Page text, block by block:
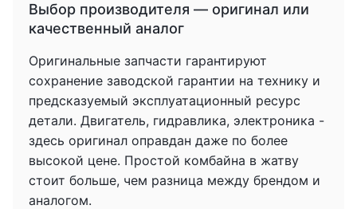
Выбор производителя — оригинал или
качественный аналог
Оригинальные запчасти гарантируют
сохранение заводской гарантии на технику и
предсказуемый эксплуатационный ресурс
детали. Двигатель, гидравлика, электроника -
здесь оригинал оправдан даже по более
высокой цене. Простой комбайна в жатву
стоит больше, чем разница между брендом и
аналогом.